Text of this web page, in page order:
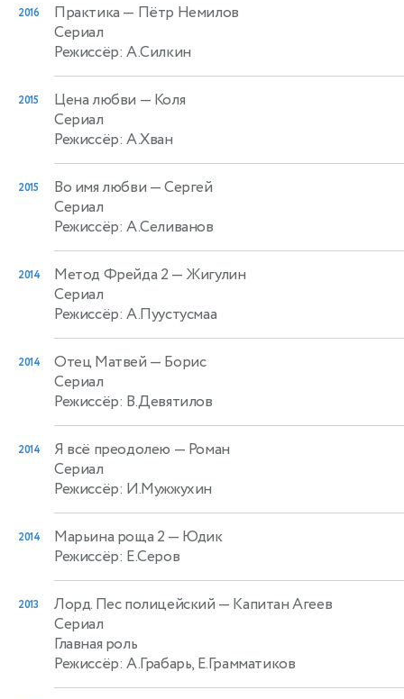
2016 Практика — Пётр Немилов
Сериал
Режиссёр: А.Силкин
2015 Цена любви — Коля
Сериал
Режиссёр: А.Хван
2015 Во имя любви — Сергей
Сериал
Режиссёр: А.Селиванов
2014 Метод Фрейда 2 — Жигулин
Сериал
Режиссёр: А.Пуустусмаа
2014 Отец Матвей — Борис
Сериал
Режиссёр: В.Девятилов
2014 Я всё преодолею — Роман
Сериал
Режиссёр: И.Мужжухин
2014 Марьина роща 2 — Юдик
Режиссёр: Е.Серов
2013 Лорд. Пес полицейский — Капитан Агеев
Сериал
Главная роль
Режиссёр: А.Грабарь, Е.Грамматиков